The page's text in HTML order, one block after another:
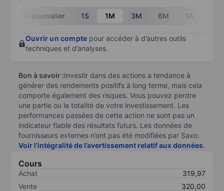
End of interactive chart.
Intra-journalier 1S 1M 3M 6M 1A
Ouvrir un compte pour accéder à d’autres outils
techniques et d’analyses.
Bon à savoir :Investir dans des actions a tendance à
générer des rendements positifs à long terme, mais cela
comporte également des risques. Vous pouvez perdre
une partie ou la totalité de votre investissement. Les
performances passées de cette action ne sont pas un
indicateur fiable des résultats futurs. Les données de
fournisseurs externes n’ont pas été modifiées par Saxo.
Voir l’intégralité de l’avertissement relatif aux données.
Cours
Achat
319,97
Vente
320,00